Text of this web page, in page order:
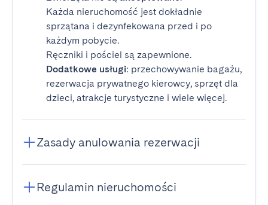
Każda nieruchomość jest dokładnie
sprzątana i dezynfekowana przed i po
każdym pobycie.
Ręczniki i pościel są zapewnione.
Dodatkowe usługi: przechowywanie bagażu,
rezerwacja prywatnego kierowcy, sprzęt dla
dzieci, atrakcje turystyczne i wiele więcej.
Zasady anulowania rezerwacji
Regulamin nieruchomości